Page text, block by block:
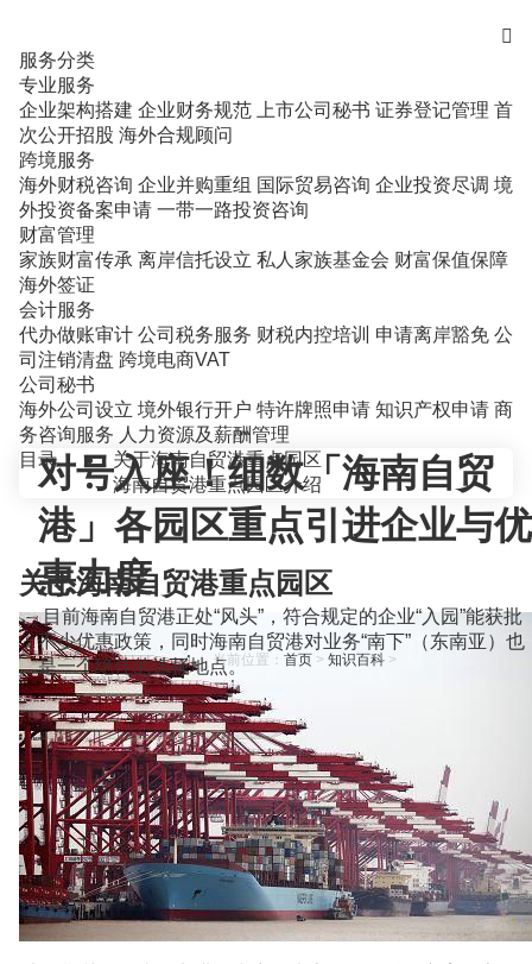

服务分类
专业服务
企业架构搭建 企业财务规范 上市公司秘书 证券登记管理 首
次公开招股 海外合规顾问
跨境服务
海外财税咨询 企业并购重组 国际贸易咨询 企业投资尽调 境
外投资备案申请 一带一路投资咨询
财富管理
家族财富传承 离岸信托设立 私人家族基金会 财富保值保障
海外签证
会计服务
代办做账审计 公司税务服务 财税内控培训 申请离岸豁免 公
司注销清盘 跨境电商VAT
公司秘书
海外公司设立 境外银行开户 特许牌照申请 知识产权申请 商
务咨询服务 人力资源及薪酬管理
当前位置： 首页> 知识百科>
对号入座！细数「海南自贸
港」各园区重点引进企业与优
惠力度
目前海南自贸港正处“风头”，符合规定的企业“入园”能获批
不少优惠政策，同时海南自贸港对业务“南下”（东南亚）也
是一个绝佳的选择地点。
目录
关于海南自贸港重点园区
海南自贸港重点园区介绍
关于海南自贸港重点园区